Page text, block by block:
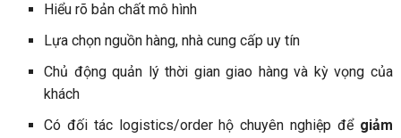
Hiểu rõ bản chất mô hình
Lựa chọn nguồn hàng, nhà cung cấp uy tín
Chủ động quản lý thời gian giao hàng và kỳ vọng của
khách
Có đối tác logistics/order hộ chuyên nghiệp để giảm